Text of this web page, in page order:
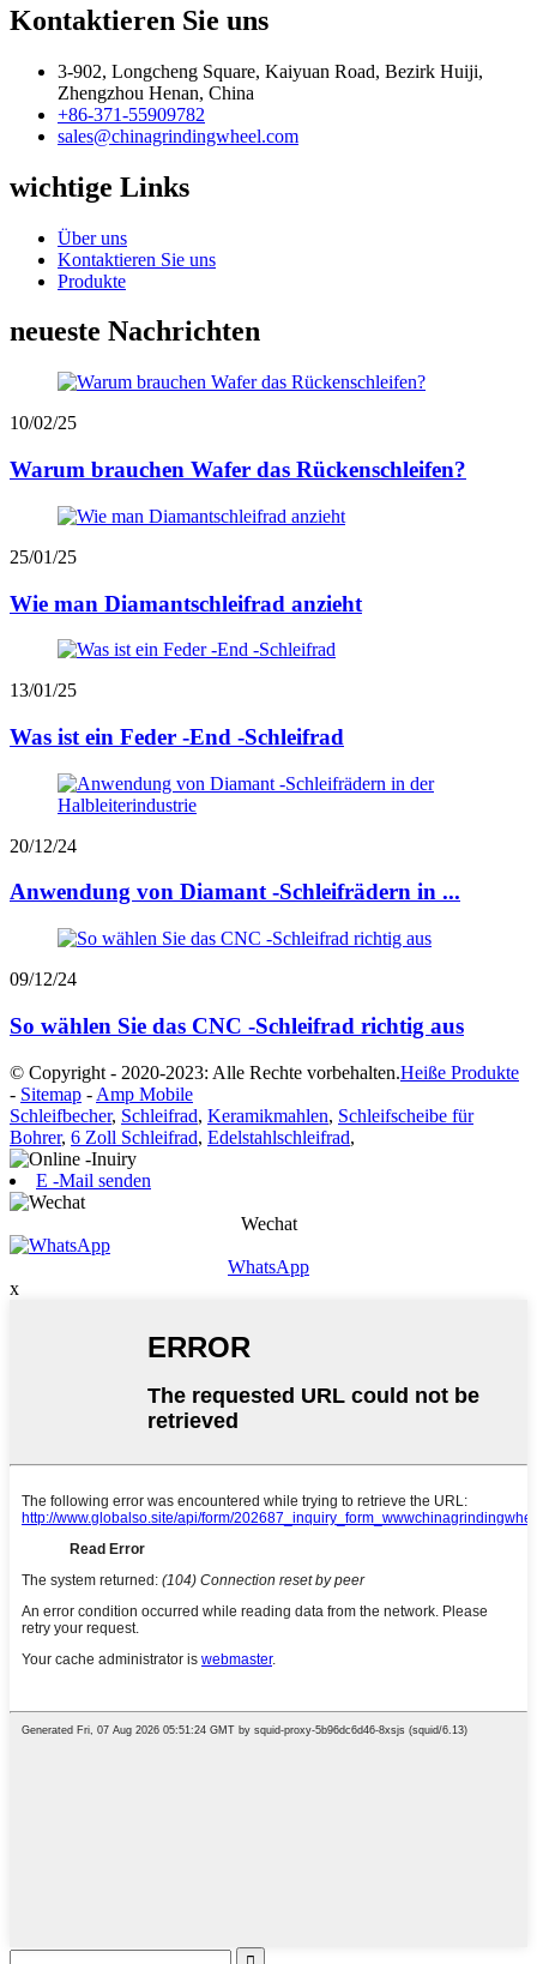
Kontaktieren Sie uns
3-902, Longcheng Square, Kaiyuan Road, Bezirk Huiji,
Zhengzhou Henan, China
+86-371-55909782
sales@chinagrindingwheel.com
wichtige Links
Über uns
Kontaktieren Sie uns
Produkte
neueste Nachrichten
10/02/25
Warum brauchen Wafer das Rückenschleifen?
25/01/25
Wie man Diamantschleifrad anzieht
13/01/25
Was ist ein Feder -End -Schleifrad
20/12/24
Anwendung von Diamant -Schleifrädern in ...
09/12/24
So wählen Sie das CNC -Schleifrad richtig aus
© Copyright - 2020-2023: Alle Rechte vorbehalten.Heiße Produkte
- Sitemap - Amp Mobile
Schleifbecher, Schleifrad, Keramikmahlen, Schleifscheibe für
Bohrer, 6 Zoll Schleifrad, Edelstahlschleifrad,
E -Mail senden
Wechat
WhatsApp
x